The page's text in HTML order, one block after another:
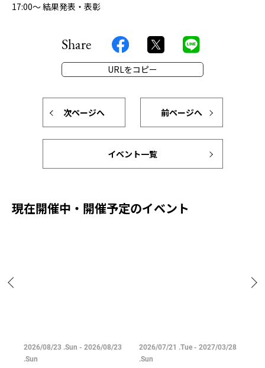
17:00～ 結果発表・表彰
Share
URLをコピー
次ページへ 前ページへ
イベント一覧
現在開催中・開催予定のイベント
2026/08/23 .Sun - 2026/08/23
.Sun
2026/07/21 .Tue - 2027/03/28
.Sun